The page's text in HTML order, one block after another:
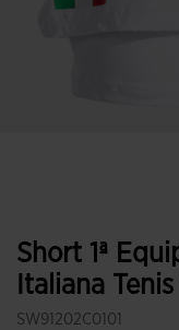
Short 1ª
Italiana
SW91202C0101